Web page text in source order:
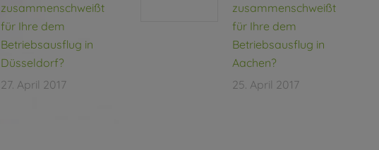
zusammenschweißt
für Ihre dem
Betriebsausflug in
Düsseldorf?
27. April 2017
zusammenschweißt
für Ihre dem
Betriebsausflug in
Aachen?
25. April 2017